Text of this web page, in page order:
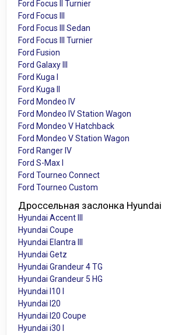
Ford Focus II Turnier
Ford Focus III
Ford Focus III Sedan
Ford Focus III Turnier
Ford Fusion
Ford Galaxy III
Ford Kuga I
Ford Kuga II
Ford Mondeo IV
Ford Mondeo IV Station Wagon
Ford Mondeo V Hatchback
Ford Mondeo V Station Wagon
Ford Ranger IV
Ford S-Max I
Ford Tourneo Connect
Ford Tourneo Custom
Дроссельная заслонка Hyundai
Hyundai Accent III
Hyundai Coupe
Hyundai Elantra III
Hyundai Getz
Hyundai Grandeur 4 TG
Hyundai Grandeur 5 HG
Hyundai I10 I
Hyundai I20
Hyundai I20 Coupe
Hyundai i30 I